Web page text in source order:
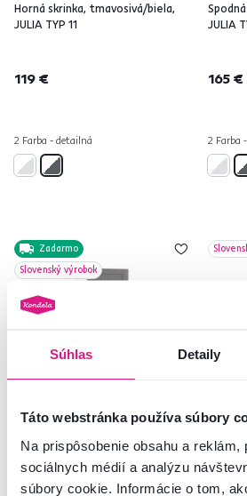
Súhlas Detaily
Táto webstránka používa súbory
Na prispôsobenie obsahu a
sociálnych médií a analýzu
súbory cookie. Informácie o tom,
Horná skrinka, tmavosivá/biela,
JULIA TYP 11
119 €
2 Farba - detailná
JULIA
165 €
2 Farba
Zadarmo
Slovenský výrobok
Potravinová skrinka,
tmavosivá/biela, JULIA TYP 80
Horná